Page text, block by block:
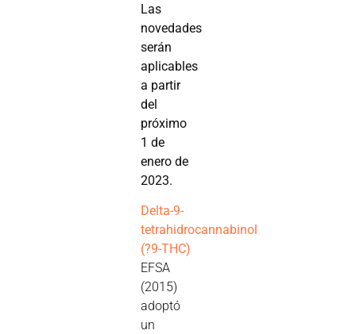
Las
novedades
serán
aplicables
a partir
del
próximo
1 de
enero de
2023.
Delta-9-
tetrahidrocannabinol
(?9-THC)
EFSA
(2015)
adoptó
un